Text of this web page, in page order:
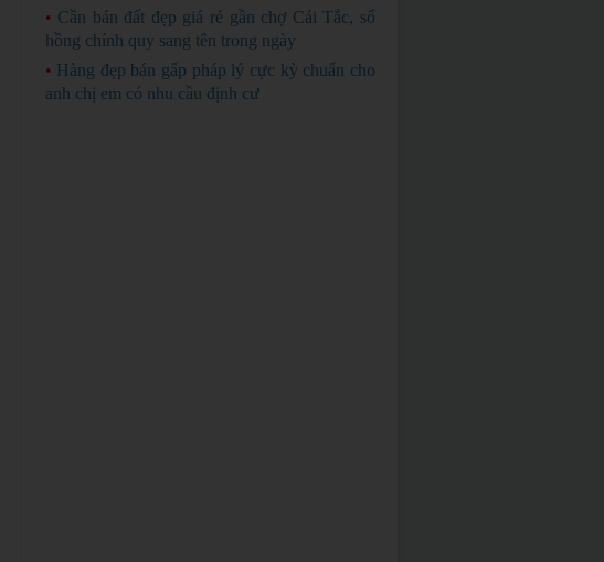
• Cần bán đất đẹp giá rẻ gần chợ Cái Tắc, sổ
hồng chính quy sang tên trong ngày
• Hàng đẹp bán gấp pháp lý cực kỳ chuẩn cho
anh chị em có nhu cầu định cư